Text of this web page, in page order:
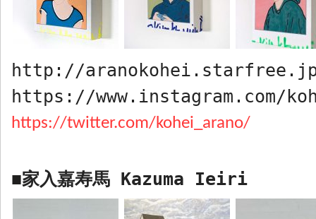
http://
https://www.instagram.com/
https://twitter.com/kohei_arano/
■家入嘉寿馬 Kazuma Ieiri